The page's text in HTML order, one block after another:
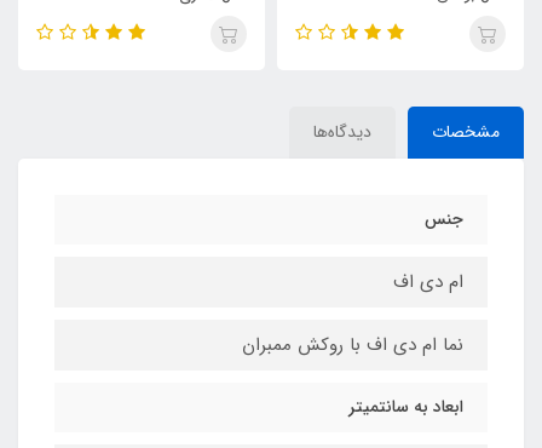
مشخصات دیدگاه‌ها
جنس
ام دی اف
نما ام دی اف با روکش ممبران
ابعاد به سانتمیتر